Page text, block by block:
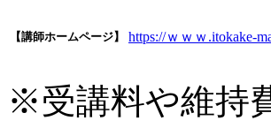
【講師ホームページ】 https://ｗｗｗ.itokake-
※受講料や維持